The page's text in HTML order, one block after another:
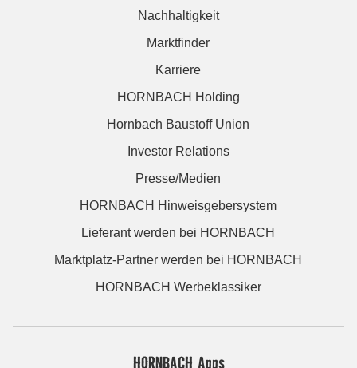
Nachhaltigkeit
Marktfinder
Karriere
HORNBACH Holding
Hornbach Baustoff Union
Investor Relations
Presse/Medien
HORNBACH Hinweisgebersystem
Lieferant werden bei HORNBACH
Marktplatz-Partner werden bei HORNBACH
HORNBACH Werbeklassiker
HORNBACH Apps